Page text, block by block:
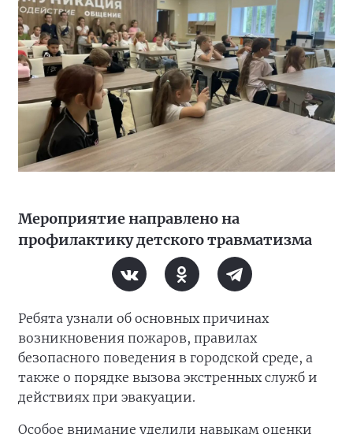
Мероприятие направлено на
профилактику детского травматизма
Ребята узнали об основных причинах
возникновения пожаров, правилах
безопасного поведения в городской среде, а
также о порядке вызова экстренных служб и
действиях при эвакуации.
Особое внимание уделили навыкам оценки